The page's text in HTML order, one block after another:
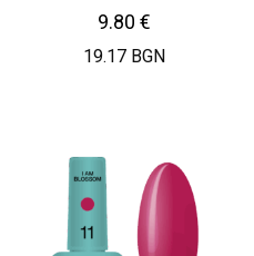
9.80 €
19.17 BGN